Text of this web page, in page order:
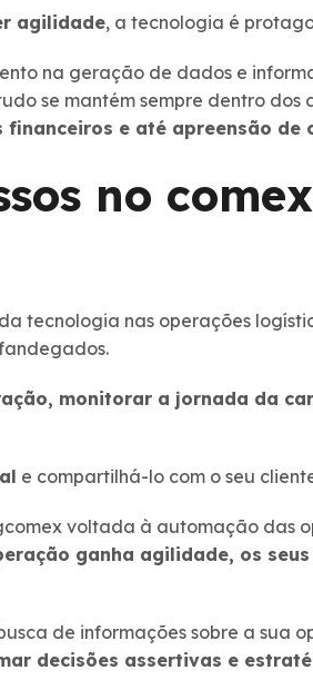
agilidade, a tecnologia é
na geração de dados e
se mantém sempre dentro
e até apreensão de
no
tecnologia nas operações
monitorar a jornada da
e compartilhá-lo com o seu
voltada à automação das
ganha agilidade, os
de informações sobre a sua
decisões assertivas e